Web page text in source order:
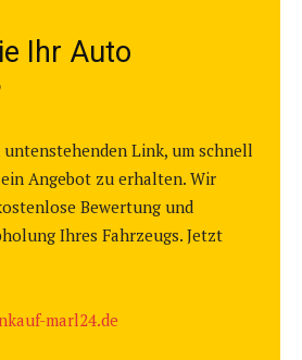
Ihr Auto
Link, um schnell
Angebot zu erhalten. Wir
Bewertung und
Ihres Fahrzeugs. Jetzt
marl24.de